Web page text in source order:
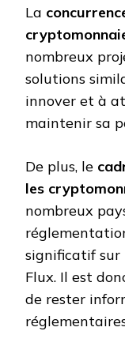
La
nombreux
solutions
innover et à
maintenir sa
De plus, le
les
nombreux
significatif sur
Flux. Il est
de rester